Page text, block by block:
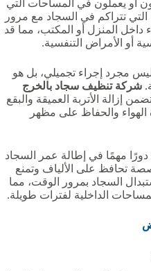
أو يعملون في المساحات التي
التي تتراكم في السجاد مع مرور
داخل المنزل أو المكتب، مما قد
أو الأمراض التنفسية.
مجرد إجراء تجميلي، بل هو
شركة تنظيف سجاد بالخرج
إزالة الأتربة العميقة والبقع
والحفاظ على مظهر
دورًا مهمًا في إطالة عمر السجاد
تحافظ على الألياف وتمنع
السجاد بمرور الوقت، مما
الداخلية لفترات طويلة.